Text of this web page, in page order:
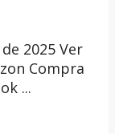
2025 Ver
Compra
...